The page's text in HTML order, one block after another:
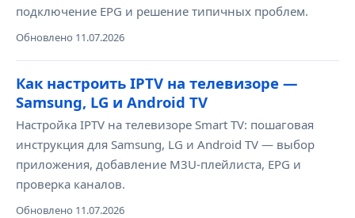
подключение EPG и решение типичных проблем.
Обновлено 11.07.2026
Как настроить IPTV на телевизоре —
Samsung, LG и Android TV
Настройка IPTV на телевизоре Smart TV: пошаговая
инструкция для Samsung, LG и Android TV — выбор
приложения, добавление M3U-плейлиста, EPG и
проверка каналов.
Обновлено 11.07.2026